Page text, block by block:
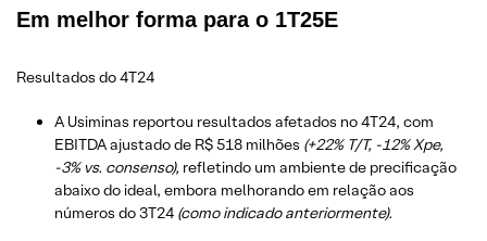
Em melhor forma para o 1T25E
Resultados do 4T24
A Usiminas reportou resultados afetados no 4T24, com
EBITDA ajustado de R$ 518 milhões (+22% T/T, -12% Xpe,
-3% vs. consenso), refletindo um ambiente de precificação
abaixo do ideal, embora melhorando em relação aos
números do 3T24 (como indicado anteriormente).